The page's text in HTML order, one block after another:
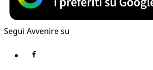
Segui Avvenire su